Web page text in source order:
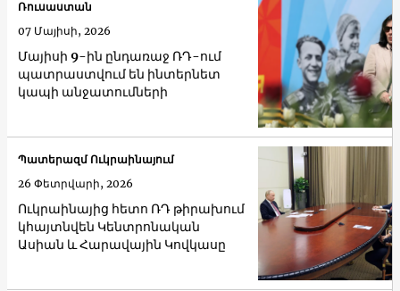
Մայիսի 9-ին ընդառաջ ՌԴ-ում
պատրաստվում են ինտերնետ
կապի անջատումների
Ռուսաստան
07 Մայիսի, 2026
Ուկրաինայից հետո ՌԴ թիրախում
կհայտնվեն Կենտրոնական
Ասիան և Հարավային Կովկասը
Պատերազմ Ուկրաինայում
26 Փետրվարի, 2026